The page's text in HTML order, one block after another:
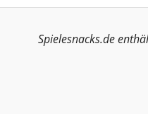
Spielesnacks.de